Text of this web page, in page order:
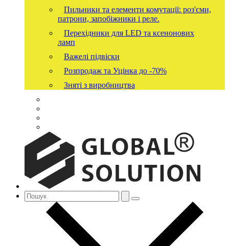
Пильники та елементи комутації: роз'єми,
патрони, запобіжники і реле.
Перехідники для LED та ксенонових
ламп
Важелі підвіски
Розпродаж та Уцінка до -70%
Зняті з виробництва